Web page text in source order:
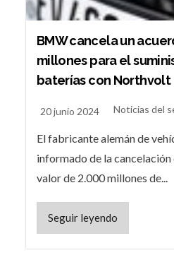
BMW cancela un
millones para el
baterías con Northvolt
20 junio 2024 Noticias del
El fabricante alemán de
informado de la
valor de 2.000 millones de...
Seguir leyendo